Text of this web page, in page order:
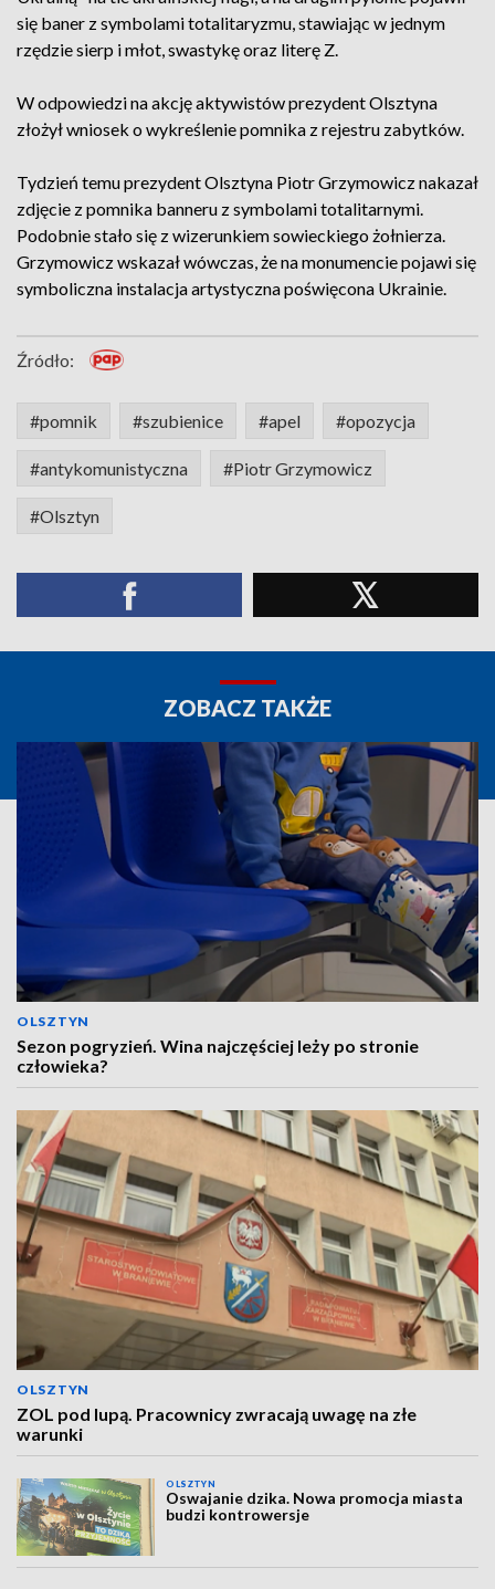
się baner z symbolami totalitaryzmu, stawiając w jednym
rzędzie sierp i młot, swastykę oraz literę Z.
W odpowiedzi na akcję aktywistów prezydent Olsztyna
złożył wniosek o wykreślenie pomnika z rejestru zabytków.
Tydzień temu prezydent Olsztyna Piotr Grzymowicz nakazał
zdjęcie z pomnika banneru z symbolami totalitarnymi.
Podobnie stało się z wizerunkiem sowieckiego żołnierza.
Grzymowicz wskazał wówczas, że na monumencie pojawi się
symboliczna instalacja artystyczna poświęcona Ukrainie.
Źródło:
#pomnik #szubienice #apel #opozycja
#antykomunistyczna #Piotr Grzymowicz
#Olsztyn
ZOBACZ TAKŻE
OLSZTYN
Sezon pogryzień. Wina najczęściej leży po stronie
człowieka?
OLSZTYN
ZOL pod lupą. Pracownicy zwracają uwagę na złe
warunki
OLSZTYN
Oswajanie dzika. Nowa promocja miasta
budzi kontrowersje